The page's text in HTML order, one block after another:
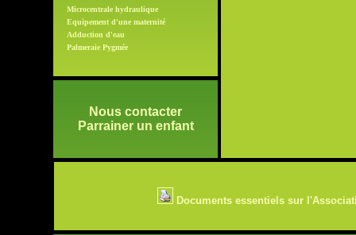
Microcentrale hydraulique
Equipement d'une maternité
Adduction d'eau
Palmeraie Pygmée
Nous contacter
Parrainer un enfant
Documents essentiels sur